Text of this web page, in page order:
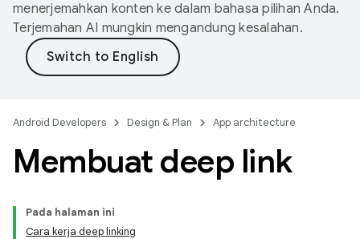
menerjemahkan konten ke dalam bahasa pilihan Anda.
Terjemahan AI mungkin mengandung kesalahan.
Android Developers Design & Plan App architecture
Membuat deep link
Pada halaman ini
Cara kerja deep linking